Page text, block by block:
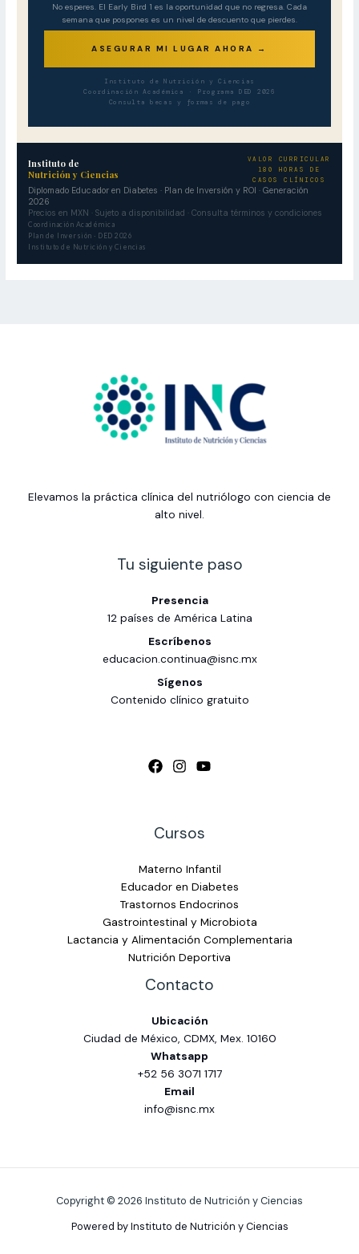
No esperes. El Early Bird 1 es la oportunidad que no regresa. Cada
semana que pospones es un nivel de descuento que pierdes.
ASEGURAR MI LUGAR AHORA →
Instituto de Nutrición y Ciencias
Coordinación Académica · Programa DED 2026
Consulta becas y formas de pago
Instituto de
Nutrición y Ciencias
VALOR CURRICULAR
180 HORAS DE
CASOS CLÍNICOS
Diplomado Educador en Diabetes · Plan de Inversión y ROI · Generación
2026
Precios en MXN · Sujeto a disponibilidad · Consulta términos y condiciones
Coordinación Académica
Plan de Inversión · DED 2026
Instituto de Nutrición y Ciencias
Elevamos la práctica clínica del nutriólogo con ciencia de
alto nivel.
Tu siguiente paso
Presencia
12 países de América Latina
Escríbenos
educacion.continua@isnc.mx
Sígenos
Contenido clínico gratuito
Cursos
Materno Infantil
Educador en Diabetes
Trastornos Endocrinos
Gastrointestinal y Microbiota
Lactancia y Alimentación Complementaria
Nutrición Deportiva
Contacto
Ubicación
Ciudad de México, CDMX, Mex. 10160
Whatsapp
+52 56 3071 1717
Email
info@isnc.mx
Copyright © 2026 Instituto de Nutrición y Ciencias
Powered by Instituto de Nutrición y Ciencias